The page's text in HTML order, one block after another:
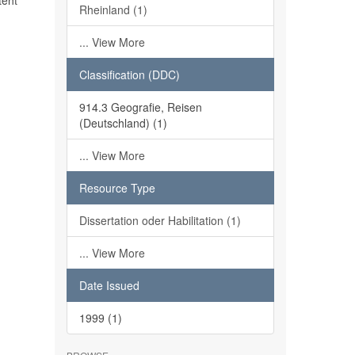
Rheinland (1)
... View More
Classification (DDC)
914.3 Geografie, Reisen
(Deutschland) (1)
... View More
Resource Type
Dissertation oder Habilitation (1)
... View More
Date Issued
1999 (1)